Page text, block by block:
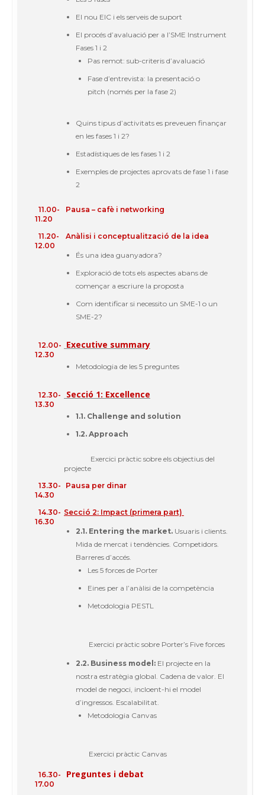
El nou EIC i els serveis de suport
El procés d’avaluació per a l’SME Instrument
Fases 1 i 2
Pas remot: sub-criteris d’avaluació
Fase d’entrevista: la presentació o
pitch (només per la fase 2)
Quins tipus d’activitats es preveuen finançar
en les fases 1 i 2?
Estadístiques de les fases 1 i 2
Exemples de projectes aprovats de fase 1 i fase
2
11.00-
11.20
Pausa – cafè i networking
11.20-
12.00
Anàlisi i conceptualització de la idea
És una idea guanyadora?
Exploració de tots els aspectes abans de
començar a escriure la proposta
Com identificar si necessito un SME-1 o un
SME-2?
12.00-
12.30
Executive summary
Metodologia de les 5 preguntes
12.30-
13.30
Secció 1: Excellence
1.1. Challenge and solution
1.2. Approach
Exercici pràctic sobre els objectius del
projecte
13.30-
14.30
Pausa per dinar
14.30-
16.30
Secció 2: Impact (primera part)
2.1. Entering the market. Usuaris i clients.
Mida de mercat i tendències. Competidors.
Barreres d’accés.
Les 5 forces de Porter
Eines per a l’anàlisi de la competència
Metodologia PESTL
Exercici pràctic sobre Porter’s Five forces
2.2. Business model: El projecte en la
nostra estratègia global. Cadena de valor. El
model de negoci, incloent-hi el model
d’ingressos. Escalabilitat.
Metodologia Canvas
Exercici pràctic Canvas
16.30-
17.00
Preguntes i debat